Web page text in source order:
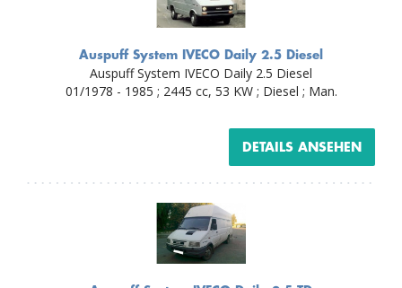
Auspuff System IVECO Daily 2.5 Diesel
Auspuff System IVECO Daily 2.5 Diesel
01/1978 - 1985 ; 2445 cc, 53 KW ; Diesel ; Man.
DETAILS ANSEHEN